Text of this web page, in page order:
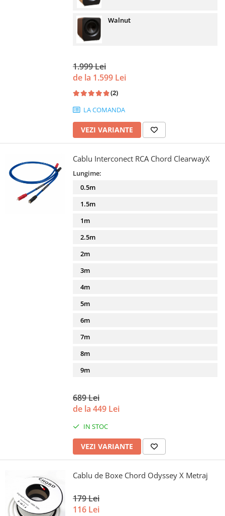
Walnut
1.999 Lei
de la 1.599 Lei
(2)
LA COMANDA
VEZI VARIANTE
Cablu Interconect RCA Chord ClearwayX
Lungime:
0.5m
1.5m
1m
2.5m
2m
3m
4m
5m
6m
7m
8m
9m
689 Lei
de la 449 Lei
IN STOC
VEZI VARIANTE
Cablu de Boxe Chord Odyssey X Metraj
179 Lei
116 Lei